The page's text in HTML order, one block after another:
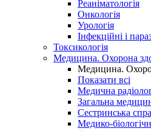
Реаніматологія
Онкологія
Урологія
Інфекційні і
Токсикологія
Медицина. Охорона
Медицина.
Показати всі
Медична
Загальна
Сестринська
Медико-